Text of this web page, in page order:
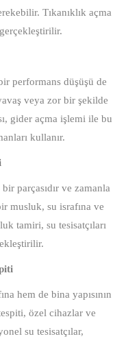
Tıkanıklık açma
performans düşüşü de
veya zor bir şekilde
gider açma işlemi ile bu
kullanır.
parçasıdır ve zamanla
musluk, su israfına ve
tamiri, su tesisatçıları
hem de bina yapısının
özel cihazlar ve
su tesisatçılar,